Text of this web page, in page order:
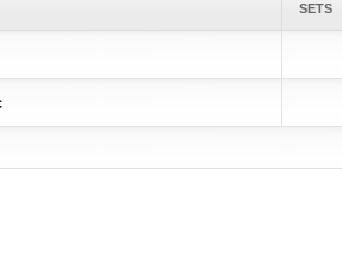
SETS